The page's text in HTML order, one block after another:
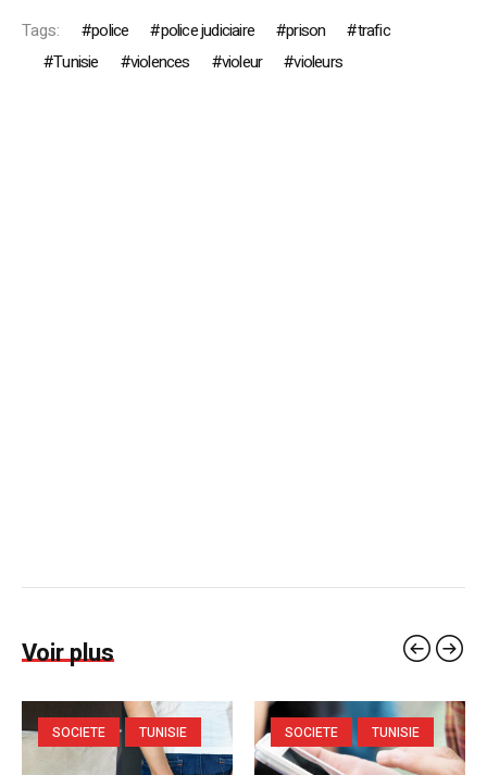
Tags: police police judiciaire prison
trafic
Tunisie
violences violeur violeurs
Voir plus
SOCIETE TUNISIE SOCIETE TUNISIE